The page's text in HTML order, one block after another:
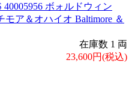
ボォルドウィン
ア＆オハイオ Baltimore ＆
在庫数 1 両
23,600円(税込)